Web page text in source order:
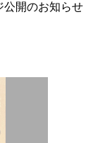
公開のお知らせ